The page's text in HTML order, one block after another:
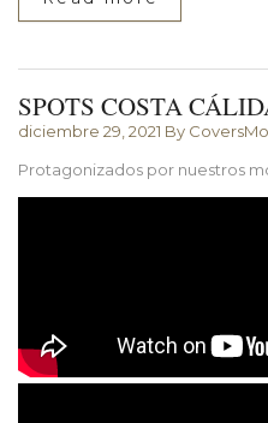
SPOTS COSTA
diciembre 29, 2021 By
Protagonizados por nuestros